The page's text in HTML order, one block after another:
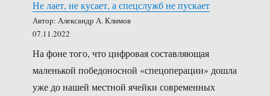
Не лает, не кусает, а спецслужб не пускает
Автор: Александр А. Климов
07.11.2022
На фоне того, что цифровая составляющая
маленькой победоносной «спецоперации» дошла
уже до нашей местной ячейки современных